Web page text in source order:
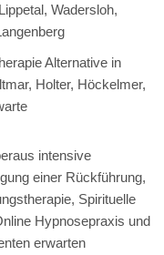
Wadersloh,
Alternative in
Holter, Höckelmer,
intensive
einer Rückführung,
Spirituelle
Hypnosepraxis und
erwarten